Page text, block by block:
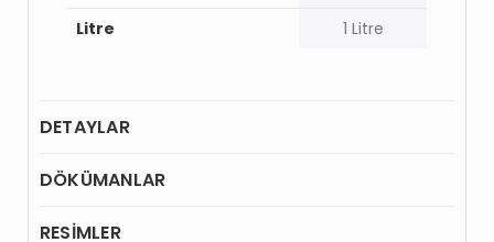
Litre
1 Litre
DETAYLAR
DÖKÜMANLAR
RESİMLER